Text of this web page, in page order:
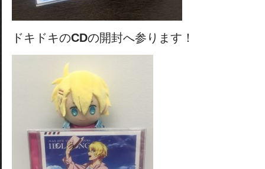
ドキドキのCDの開封へ参ります！